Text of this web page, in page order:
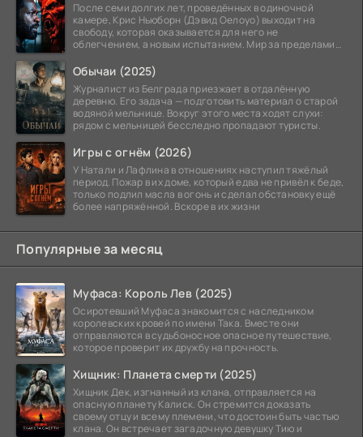
После семи долгих лет, проведённых в одиночной
камере, Крис Ньюборн (Дэвид Оелоуо) выходит на
свободу, которая оказывается для него не
облегчением, а новым испытанием. Мир за пределами
Обычаи (2025)
Журналист из Белграда приезжает в отдалённую
деревню. Его задача — подготовить материал о старой
водяной мельнице. Вокруг этого места ходят слухи:
рядом с мельницей бесследно пропадают туристы.
Игры с огнём (2026)
У Натали и Лафлина в отношениях наступил тяжёлый
период. Пожар в их доме, который едва не привёл к беде,
только подлил масла в огонь и сделал обстановку ещё
более напряжённой. Вскоре в их жизни
Популярные за месяц
Муфаса: Король Лев (2025)
Осиротевший Муфаса знакомится с наследником
королевских кровей по имени Така. Вместе они
отправляются в судьбоносное опасное путешествие,
которое проверит их дружбу на прочность.
Хищник: Планета смерти (2025)
Хищник Дек, изгнанный из клана, отправляется на
опасную планету Калиск. Он стремится доказать
своему отцу и всему племени, что достоин быть частью
клана. Он встречает загадочную девушку Тию и